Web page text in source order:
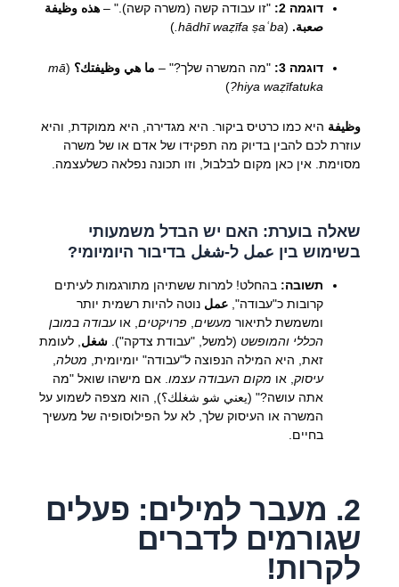
דוגמה 2: "זו עבודה קשה (משרה קשה)." – هذه وظيفة
صعبة. (
hādhī waẓīfa ṣaʿba.
)
דוגמה 3: "מה המשרה שלך?" – ما هي وظيفتك؟ (
mā
hiya waẓīfatuka?
)
وظيفة היא כמו כרטיס ביקור. היא מגדירה, היא ממוקדת, והיא
עוזרת לכם להבין בדיוק מה תפקידו של אדם או של משרה
מסוימת. אין כאן מקום לבלבול, וזו תכונה נפלאה כשלעצמה.
שאלה בוערת: האם יש הבדל משמעותי
בשימוש בין عمل ל-شغل בדיבור היומיומי?
תשובה: בהחלט! למרות ששתיהן מתורגמות לעיתים
קרובות כ"עבודה", عمل נוטה להיות רשמית יותר
ומשמשת לתיאור מעשים, פרויקטים, אועבודה במובן
הכללי והמופשט (למשל, "עבודת צדקה"). شغل , לעומת
זאת, היא המילה הנפוצה ל"עבודה" יומיומית, מטלה,
עיסוק, או מקום העבודה עצמו. אם מישהו שואל "מה
אתה עושה?" (يعني شو شغلك؟), הוא מצפה לשמוע על
המשרה או העיסוק שלך, לא על הפילוסופיה של מעשיך
בחיים.
2. מעבר למילים: פעלים
שגורמים לדברים
לקרות!